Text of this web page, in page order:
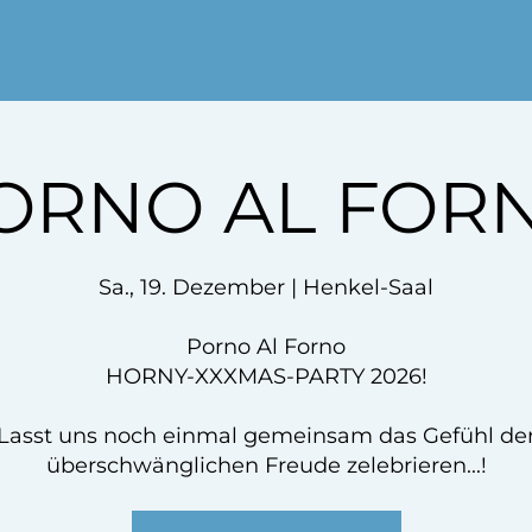
AL
Sa., 19. Dezember | Henkel-Saal
Porno Al Forno
HORNY-XXXMAS-PARTY 2026!
uns noch einmal gemeinsam das Gefühl
überschwänglichen Freude zelebrieren...!